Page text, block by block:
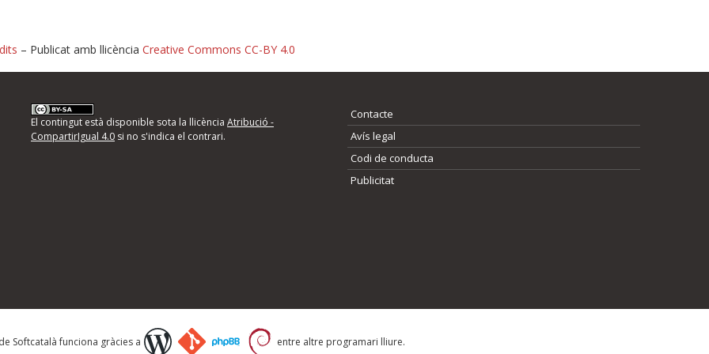
d'errors
següents i descriviu quina és la millora que
– Publicat amb llicència Creative Commons CC-BY 4.0
El contingut està disponible sota la llicència Atribució -
CompartirIgual 4.0si no s'indica el contrari.
Contacte
Avís legal
Codi de conducta
Publicitat
Softcatalà funciona gràcies a entre altre programari lliure.